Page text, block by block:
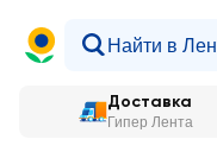
Доставка
Гипер Лента